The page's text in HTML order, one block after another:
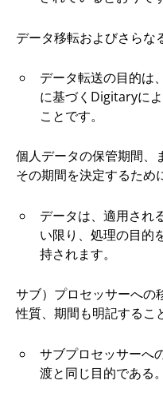
データ移転およびさらな
データ転送の目的は
に基づくDigitaryに
ことです。
個人データの保管期間、
その期間を決定するため
データは、適用され
い限り、処理の目的
持されます。
サブ）プロセッサーへの
性質、期間も明記するこ
サブプロセッサーへ
渡と同じ目的である。